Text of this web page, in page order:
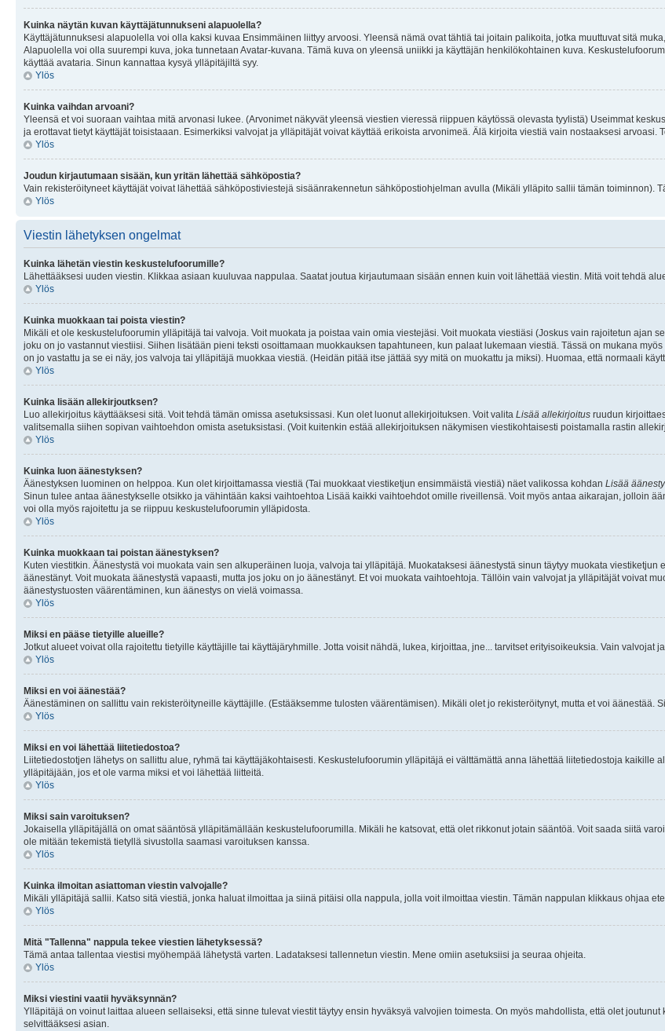
Kuinka näytän kuvan käyttäjätunnukseni alapuolella?
Käyttäjätunnuksesi alapuolella voi olla kaksi kuvaa Ensimmäinen liittyy arvoosi. Yleensä nämä ovat tähtiä tai joitain palikoita, jotka muuttuvat sitä
Alapuolella voi olla suurempi kuva, joka tunnetaan Avatar-kuvana. Tämä kuva on yleensä uniikki ja käyttäjän henkilökohtainen kuva.
käyttää avataria. Sinun kannattaa kysyä ylläpitäjiltä syy.
Ylös
Kuinka vaihdan arvoani?
Yleensä et voi suoraan vaihtaa mitä arvonasi lukee. (Arvonimet näkyvät yleensä viestien vieressä riippuen käytössä olevasta tyylistä) Useimmat
ja erottavat tietyt käyttäjät toisistaaan. Esimerkiksi valvojat ja ylläpitäjät voivat käyttää erikoista arvonimeä. Älä kirjoita viestiä vain nostaaksesi
Ylös
Joudun kirjautumaan sisään, kun yritän lähettää sähköpostia?
Vain rekisteröityneet käyttäjät voivat lähettää sähköpostiviestejä sisäänrakennetun sähköpostiohjelman avulla (Mikäli ylläpito sallii tämän toiminnon).
Ylös
Viestin lähetyksen ongelmat
Kuinka lähetän viestin keskustelufoorumille?
Lähettääksesi uuden viestin. Klikkaa asiaan kuuluvaa nappulaa. Saatat joutua kirjautumaan sisään ennen kuin voit lähettää viestin. Mitä voit tehdä
Ylös
Kuinka muokkaan tai poista viestin?
Mikäli et ole keskustelufoorumin ylläpitäjä tai valvoja. Voit muokata ja poistaa vain omia viestejäsi. Voit muokata viestiäsi (Joskus vain rajoitetun ajan
joku on jo vastannut viestiisi. Siihen lisätään pieni teksti osoittamaan muokkauksen tapahtuneen, kun palaat lukemaan viestiä. Tässä on mukana
on jo vastattu ja se ei näy, jos valvoja tai ylläpitäjä muokkaa viestiä. (Heidän pitää itse jättää syy mitä on muokattu ja miksi). Huomaa, että normaali
Ylös
Kuinka lisään allekirjoutksen?
Luo allekirjoitus käyttääksesi sitä. Voit tehdä tämän omissa asetuksissasi. Kun olet luonut allekirjoituksen. Voit valita Lisää allekirjoitus ruudun
valitsemalla siihen sopivan vaihtoehdon omista asetuksistasi. (Voit kuitenkin estää allekirjoituksen näkymisen viestikohtaisesti poistamalla rastin
Ylös
Kuinka luon äänestyksen?
Äänestyksen luominen on helppoa. Kun olet kirjoittamassa viestiä (Tai muokkaat viestiketjun ensimmäistä viestiä) näet valikossa kohdan Lisää
Sinun tulee antaa äänestykselle otsikko ja vähintään kaksi vaihtoehtoa Lisää kaikki vaihtoehdot omille riveillensä. Voit myös antaa aikarajan, jolloin
voi olla myös rajoitettu ja se riippuu keskustelufoorumin ylläpidosta.
Ylös
Kuinka muokkaan tai poistan äänestyksen?
Kuten viestitkin. Äänestystä voi muokata vain sen alkuperäinen luoja, valvoja tai ylläpitäjä. Muokataksesi äänestystä sinun täytyy muokata
äänestänyt. Voit muokata äänestystä vapaasti, mutta jos joku on jo äänestänyt. Et voi muokata vaihtoehtoja. Tällöin vain valvojat ja ylläpitäjät voivat
äänestystuosten väärentäminen, kun äänestys on vielä voimassa.
Ylös
Miksi en pääse tietyille alueille?
Jotkut alueet voivat olla rajoitettu tietyille käyttäjille tai käyttäjäryhmille. Jotta voisit nähdä, lukea, kirjoittaa, jne... tarvitset erityisoikeuksia. Vain valvojat
Ylös
Miksi en voi äänestää?
Äänestäminen on sallittu vain rekisteröityneille käyttäjille. (Estääksemme tulosten väärentämisen). Mikäli olet jo rekisteröitynyt, mutta et voi äänestää.
Ylös
Miksi en voi lähettää liitetiedostoa?
Liitetiedostotjen lähetys on sallittu alue, ryhmä tai käyttäjäkohtaisesti. Keskustelufoorumin ylläpitäjä ei välttämättä anna lähettää liitetiedostoja
ylläpitäjään, jos et ole varma miksi et voi lähettää liitteitä.
Ylös
Miksi sain varoituksen?
Jokaisella ylläpitäjällä on omat sääntösä ylläpitämällään keskustelufoorumilla. Mikäli he katsovat, että olet rikkonut jotain sääntöä. Voit saada siitä
ole mitään tekemistä tietyllä sivustolla saamasi varoituksen kanssa.
Ylös
Kuinka ilmoitan asiattoman viestin valvojalle?
Mikäli ylläpitäjä sallii. Katso sitä viestiä, jonka haluat ilmoittaa ja siinä pitäisi olla nappula, jolla voit ilmoittaa viestin. Tämän nappulan klikkaus ohjaa
Ylös
Mitä "Tallenna" nappula tekee viestien lähetyksessä?
Tämä antaa tallentaa viestisi myöhempää lähetystä varten. Ladataksesi tallennetun viestin. Mene omiin asetuksiisi ja seuraa ohjeita.
Ylös
Miksi viestini vaatii hyväksynnän?
Ylläpitäjä on voinut laittaa alueen sellaiseksi, että sinne tulevat viestit täytyy ensin hyväksyä valvojien toimesta. On myös mahdollista, että olet
selvittääksesi asian.